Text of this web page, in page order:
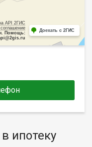
API 2ГИС
Помощь:
Доехать с 2ГИС
ипотеку